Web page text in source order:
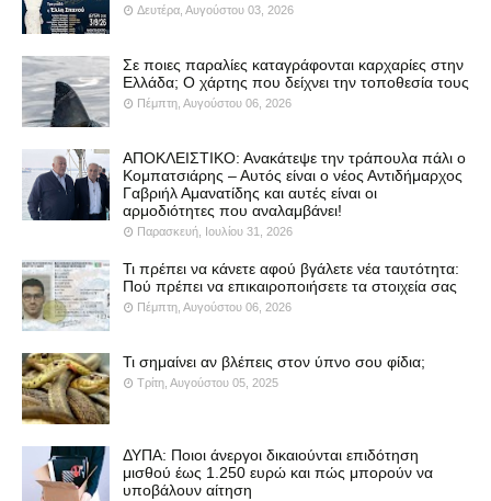
Δευτέρα, Αυγούστου 03, 2026
Σε ποιες παραλίες καταγράφονται καρχαρίες στην
Ελλάδα; Ο χάρτης που δείχνει την τοποθεσία τους
Πέμπτη, Αυγούστου 06, 2026
ΑΠΟΚΛΕΙΣΤΙΚΟ: Ανακάτεψε την τράπουλα πάλι ο
Κομπατσιάρης – Αυτός είναι ο νέος Αντιδήμαρχος
Γαβριήλ Αμανατίδης και αυτές είναι οι
αρμοδιότητες που αναλαμβάνει!
Παρασκευή, Ιουλίου 31, 2026
Τι πρέπει να κάνετε αφού βγάλετε νέα ταυτότητα:
Πού πρέπει να επικαιροποιήσετε τα στοιχεία σας
Πέμπτη, Αυγούστου 06, 2026
Τι σημαίνει αν βλέπεις στον ύπνο σου φίδια;
Τρίτη, Αυγούστου 05, 2025
ΔΥΠΑ: Ποιοι άνεργοι δικαιούνται επιδότηση
μισθού έως 1.250 ευρώ και πώς μπορούν να
υποβάλουν αίτηση